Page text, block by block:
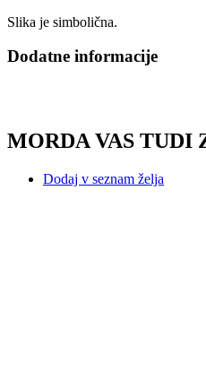
Slika je simbolična.
Dodatne informacije
MORDA VAS TUDI
Dodaj v seznam želja